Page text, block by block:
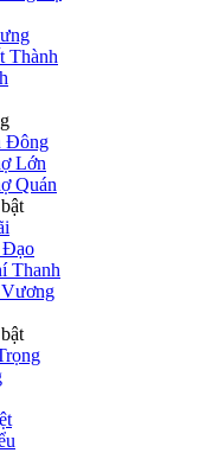
Thành
Đông
Lớn
Quán
Đạo
Thanh